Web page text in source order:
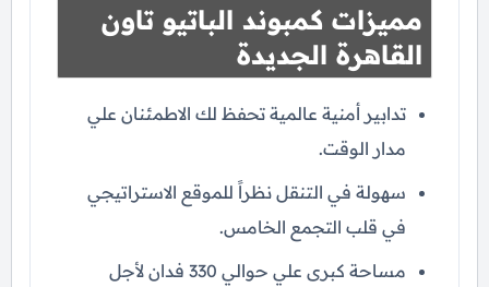
مميزات كمبوند الباتيو تاون
القاهرة الجديدة
تدابير أمنية عالمية تحفظ لك الاطمئنان علي
مدار الوقت.
سهولة في التنقل نظراً للموقع الاستراتيجي
في قلب التجمع الخامس.
مساحة كبرى علي حوالي 330 فدان لأجل